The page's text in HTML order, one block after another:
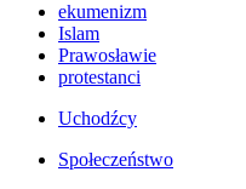
ekumenizm
Islam
Prawosławie
protestanci
Uchodźcy
Społeczeństwo